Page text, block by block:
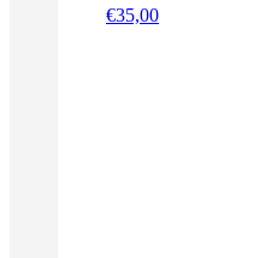
€35,00